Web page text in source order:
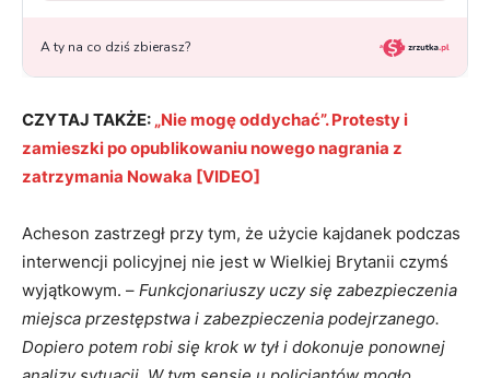
CZYTAJ TAKŻE: „Nie mogę oddychać”. Protesty i
zamieszki po opublikowaniu nowego nagrania z
zatrzymania Nowaka [VIDEO]
Acheson zastrzegł przy tym, że użycie kajdanek podczas
interwencji policyjnej nie jest w Wielkiej Brytanii czymś
wyjątkowym. – Funkcjonariuszy uczy się zabezpieczenia
miejsca przestępstwa i zabezpieczenia podejrzanego.
Dopiero potem robi się krok w tył i dokonuje ponownej